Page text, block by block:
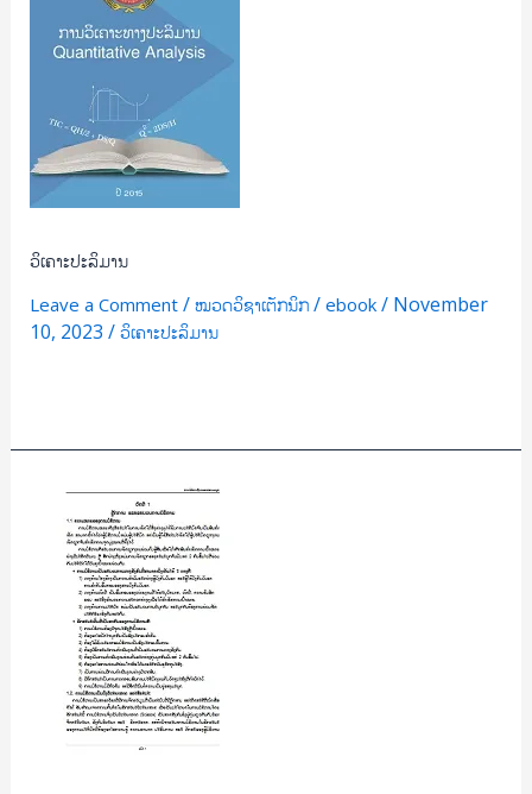
ວິເຄາະປະລິມານ
Leave a Comment / ໝວດວິຊາເຕັກນິກ/ ebook / November
10, 2023 / ວິເຄາະປະລິມານ